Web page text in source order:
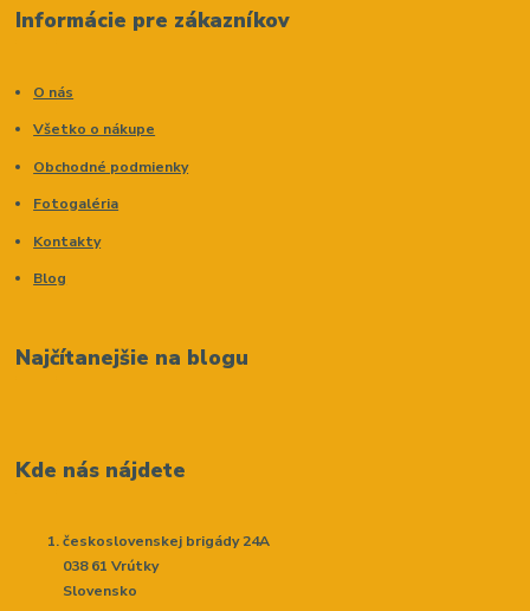
Informácie pre zákazníkov
O nás
Všetko o nákupe
Obchodné podmienky
Fotogaléria
Kontakty
Blog
Najčítanejšie na blogu
Kde nás nájdete
československej brigády 24A
038 61 Vrútky
Slovensko